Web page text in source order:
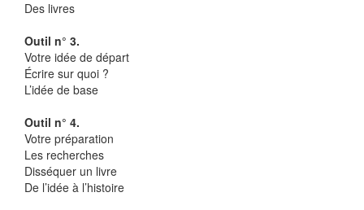
Des livres
Outil n° 3.
Votre idée de départ
Écrire sur quoi ?
L’idée de base
Outil n° 4.
Votre préparation
Les recherches
Disséquer un livre
De l’idée à l’histoire